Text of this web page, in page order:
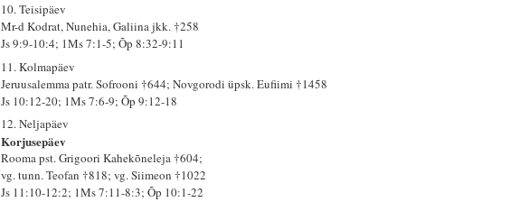
10. Teisipäev
Mr-d Kodrat, Nunehia, Galiina jkk. †258
Js 9:9-10:4; 1Ms 7:1-5; Õp 8:32-9:11
11. Kolmapäev
Jeruusalemma patr. Sofrooni †644; Novgorodi üpsk. Eufiimi †1458
Js 10:12-20; 1Ms 7:6-9; Õp 9:12-18
12. Neljapäev
Korjusepäev
Rooma pst. Grigoori Kahekõneleja †604;
vg. tunn. Teofan †818; vg. Siimeon †1022
Js 11:10-12:2; 1Ms 7:11-8:3; Õp 10:1-22